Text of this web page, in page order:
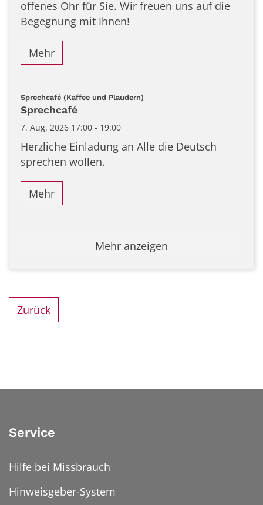
offenes Ohr für Sie. Wir freuen uns auf die
Begegnung mit Ihnen!
Mehr
Sprechcafé (Kaffee und Plaudern)
Sprechcafé
7. Aug. 2026 17:00 - 19:00
Herzliche Einladung an Alle die Deutsch
sprechen wollen.
Mehr
Mehr anzeigen
Zurück
Service
Hilfe bei Missbrauch
Hinweisgeber-System